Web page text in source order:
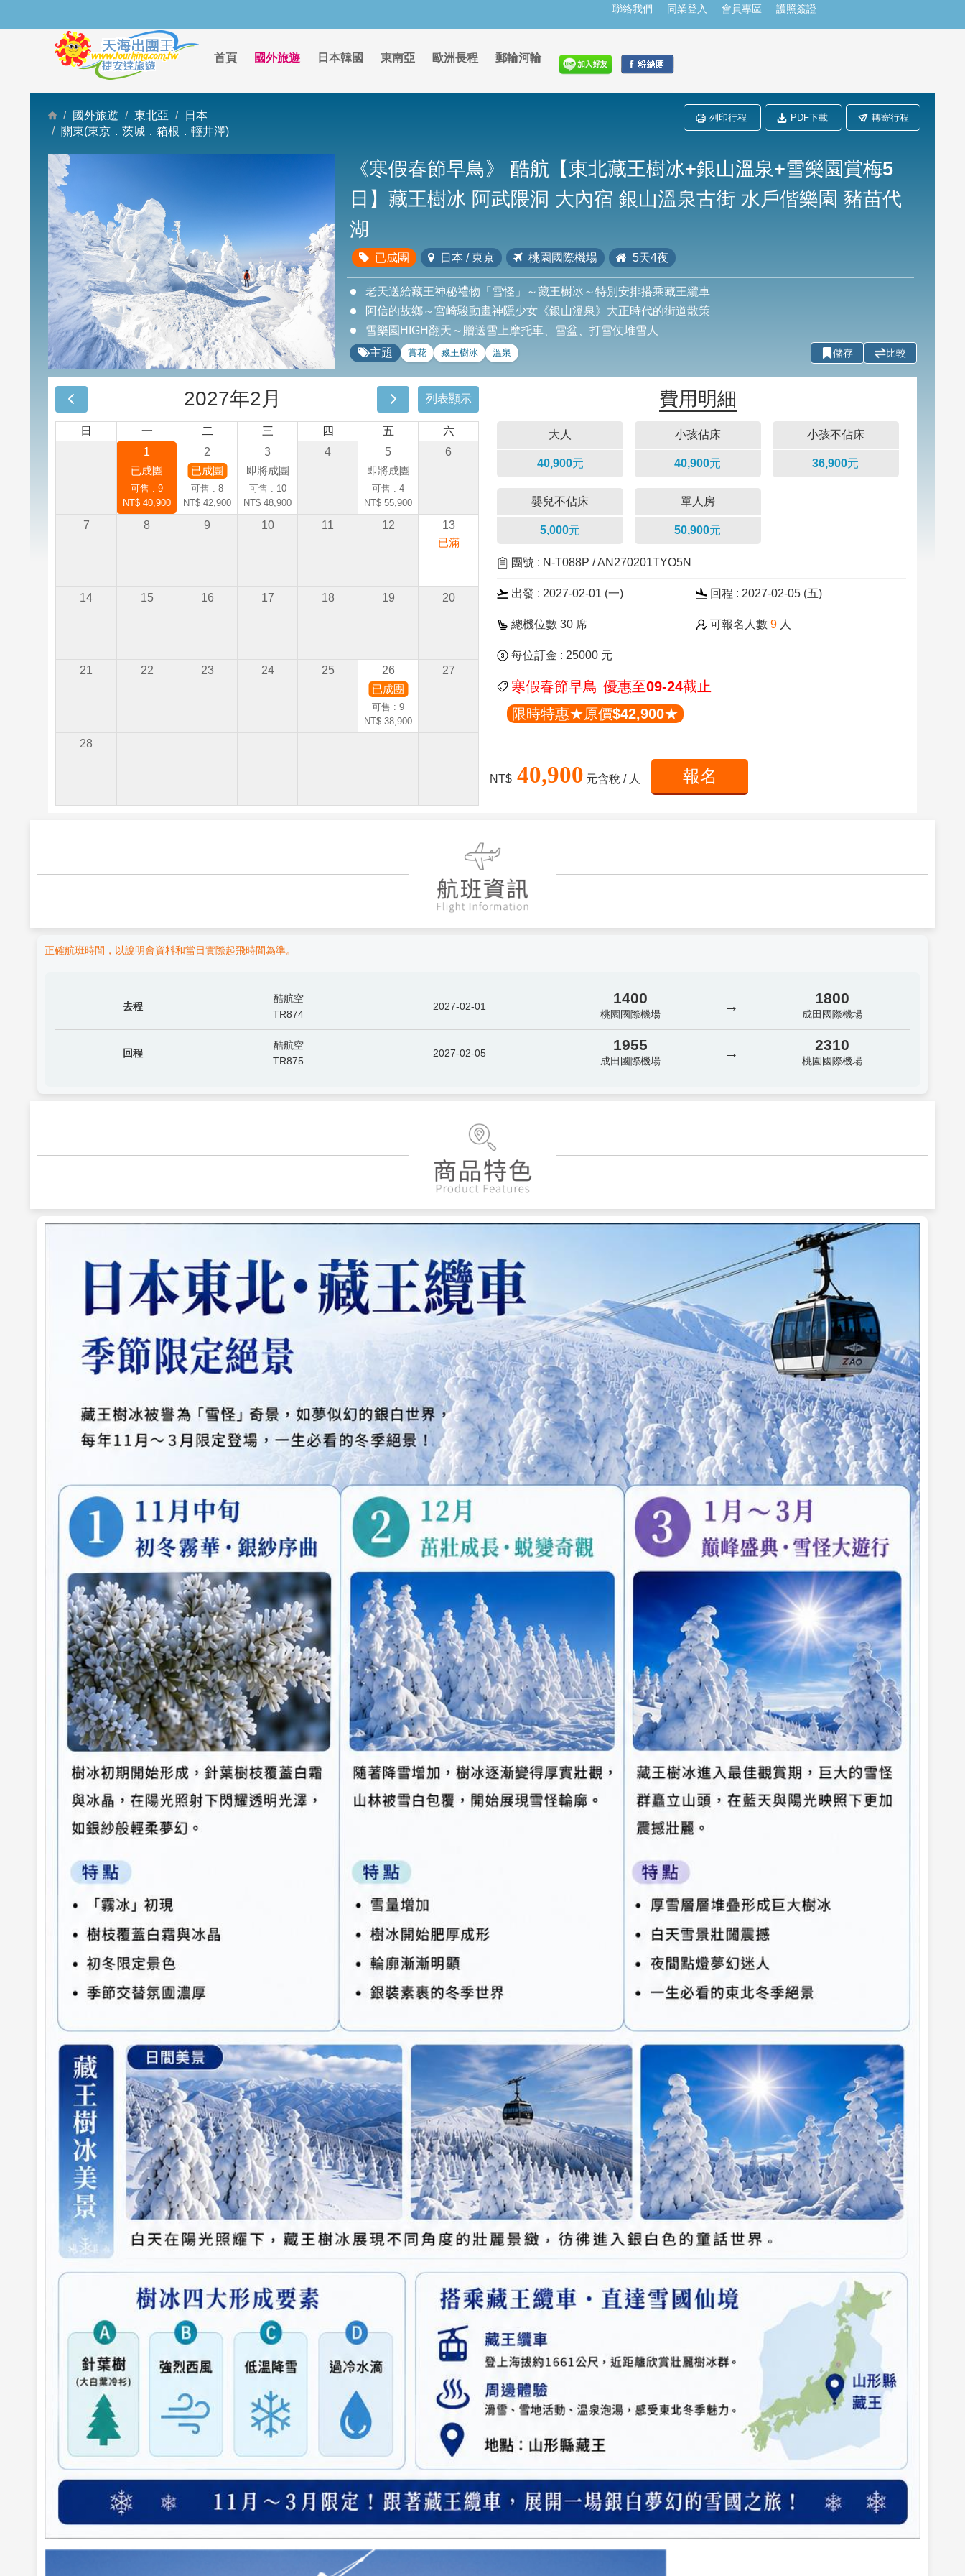
聯絡我們 同業登入 會員專區 護照簽證
首頁 國外旅遊 日本韓國 東南亞 歐洲長程 郵輪河輪
國外旅遊 東北亞
日本
關東(東京．茨城．箱根．輕井澤)
列印行程 PDF下載 轉寄行程
《寒假春節早鳥》
酷航【東北藏王樹冰+銀山溫泉+雪樂園賞梅5
日】藏王樹冰 阿武隈洞 大內宿 銀山溫泉古街 水戶偕樂園 豬苗代
湖
已成團 日本 / 東京 桃園國際機場 5天4夜
老天送給藏王神秘禮物「雪怪」～藏王樹冰～特別安排搭乘藏王纜車
阿信的故鄉～宮崎駿動畫神隱少女《銀山溫泉》大正時代的街道散策
雪樂園HIGH翻天～贈送雪上摩托車、雪盆、打雪仗堆雪人
主題
賞花 藏王樹冰 溫泉 儲存 比較
2027年2月 列表顯示
日 一 二 三 四 五
六
1
已成團
可售 : 9
NT$ 40,900
2
已成團
可售 : 8
NT$ 42,900
3
即將成團
可售 : 10
NT$ 48,900
4
5
即將成團
可售 : 4
NT$ 55,900
6
7 8 9 10 11 12
13
已滿
14 15 16 17 18 19 20
21 22 23 24 25
26
已成團
可售 : 9
NT$ 38,900
27
28
費用明細
大人 小孩佔床 小孩不佔床
40,900元 40,900元 36,900元
嬰兒不佔床 單人房
5,000元 50,900元
團號 : N-T088P / AN270201TYO5N
出發 : 2027-02-01 (一) 回程 : 2027-02-05 (五)
總機位數 30 席 可報名人數 9人
每位訂金 : 25000 元
寒假春節早鳥 優惠至09-24截止
限時特惠★原價$42,900★
NT$ 40,900 元含稅 / 人 報名
正確航班時間，以說明會資料和當日實際起飛時間為準。
去程
酷航空
TR874
2027-02-01 1400
桃園國際機場 → 1800
成田國際機場
回程
酷航空
TR875
2027-02-05 1955
成田國際機場 → 2310
桃園國際機場